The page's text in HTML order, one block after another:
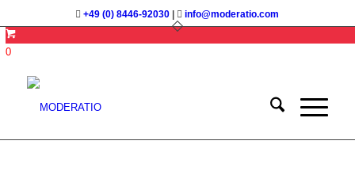
+49 (0) 8446-92030 info@moderatio.com
0